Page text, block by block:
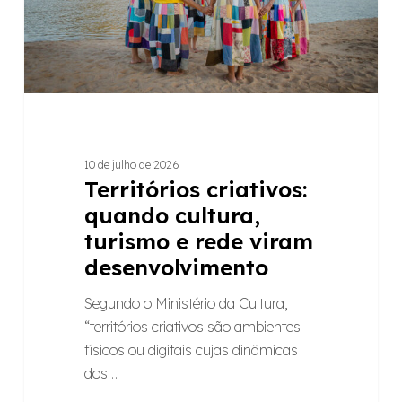
rede
viram
desenvolvimento
10 de julho de 2026
Territórios criativos:
quando cultura,
turismo e rede viram
desenvolvimento
Segundo o Ministério da Cultura,
“territórios criativos são ambientes
físicos ou digitais cujas dinâmicas
dos…